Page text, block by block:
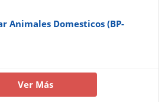
Animales Domesticos (BP-
Ver Más